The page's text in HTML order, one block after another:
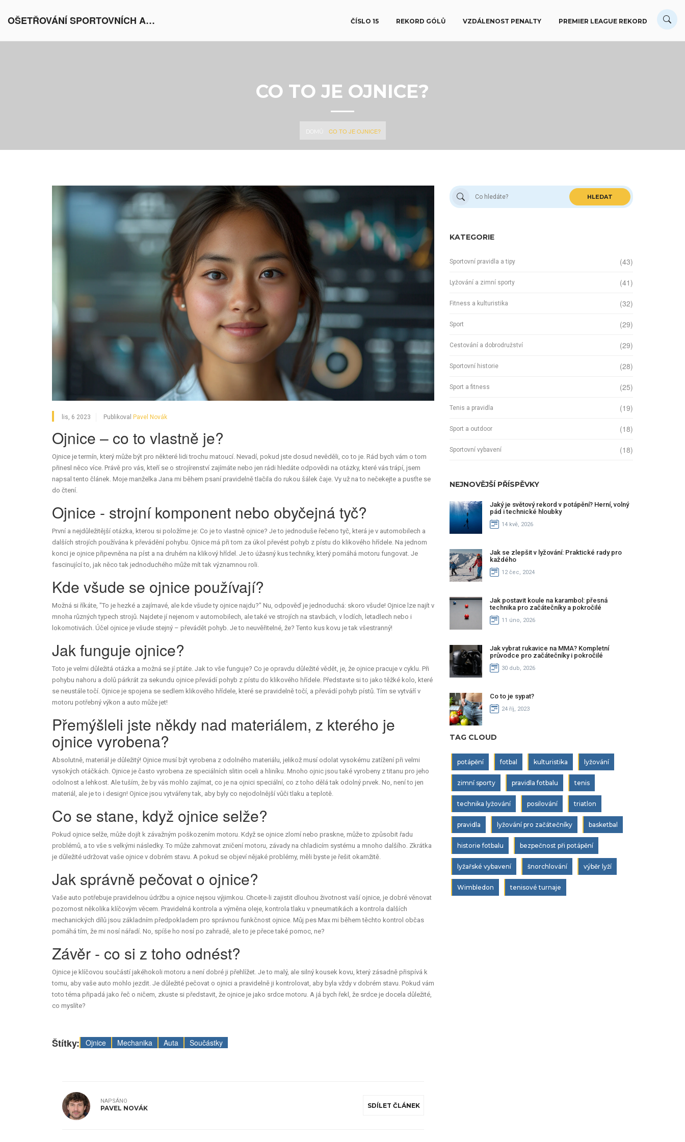
OŠETŘOVÁNÍ SPORTOVNÍCH AKTIVIT V EVROPĚ ČÍSLO 15 REKORD GÓLŮ VZDÁLENOST PENALTY PREMIER LEAGUE REKORD
CO TO JE OJNICE?
DOMŮ CO TO JE OJNICE?
lis, 6 2023 Publikoval Pavel Novák
Ojnice – co to vlastně je?
Ojnice je termín, který může být pro některé lidi trochu matoucí. Nevadí, pokud jste dosud nevěděli, co to je. Rád bych vám o tom
přinesl něco více. Právě pro vás, kteří se o strojírenství zajímáte nebo jen rádi hledáte odpovědi na otázky, které vás trápí, jsem
napsal tento článek. Moje manželka Jana mi během psaní pravidelně tlačila do rukou šálek čaje. Vy už na to nečekejte a pusťte se
do čtení.
Ojnice - strojní komponent nebo obyčejná tyč?
První a nejdůležitější otázka, kterou si položíme je: Co je to vlastně ojnice? Je to jednoduše řečeno tyč, která je v automobilech a
dalších strojích používána k převádění pohybu. Ojnice má při tom za úkol převést pohyb z pístu do klikového hřídele. Na jednom
konci je ojnice připevněna na píst a na druhém na klikový hřídel. Je to úžasný kus techniky, který pomáhá motoru fungovat. Je
fascinující to, jak něco tak jednoduchého může mít tak významnou roli.
Kde všude se ojnice používají?
Možná si říkáte, "To je hezké a zajímavé, ale kde všude ty ojnice najdu?" Nu, odpověď je jednoduchá: skoro všude! Ojnice lze najít v
mnoha různých typech strojů. Najdete jí nejenom v automobilech, ale také ve strojích na stavbách, v lodích, letadlech nebo i
lokomotivách. Účel ojnice je všude stejný – převádět pohyb. Je to neuvěřitelné, že? Tento kus kovu je tak všestranný!
Jak funguje ojnice?
Toto je velmi důležitá otázka a možná se jí ptáte. Jak to vše funguje? Co je opravdu důležité vědět, je, že ojnice pracuje v cyklu. Při
pohybu nahoru a dolů párkrát za sekundu ojnice převádí pohyb z pístu do klikového hřídele. Představte si to jako těžké kolo, které
se neustále točí. Ojnice je spojena se sedlem klikového hřídele, které se pravidelně točí, a převádí pohyb pístů. Tím se vytváří v
motoru potřebný výkon a auto může jet!
Přemýšleli jste někdy nad materiálem, z kterého je
ojnice vyrobena?
Absolutně, materiál je důležitý! Ojnice musí být vyrobena z odolného materiálu, jelikož musí odolat vysokému zatížení při velmi
vysokých otáčkách. Ojnice je často vyrobena ze speciálních slitin oceli a hliníku. Mnoho ojnic jsou také vyrobeny z titanu pro jeho
odolnost a lehkost. Ale tuším, že by vás mohlo zajímat, co je na ojnici speciální, co z toho dělá tak odolný prvek. No, není to jen
materiál, ale je to i design! Ojnice jsou vytvářeny tak, aby byly co nejodolnější vůči tlaku a teplotě.
Co se stane, když ojnice selže?
Pokud ojnice selže, může dojít k závažným poškozením motoru. Když se ojnice zlomí nebo praskne, může to způsobit řadu
problémů, a to vše s velkými následky. To může zahrnovat zničení motoru, závady na chladicím systému a mnoho dalšího. Zkrátka
je důležité udržovat vaše ojnice v dobrém stavu. A pokud se objeví nějaké problémy, měli byste je řešit okamžitě.
Jak správně pečovat o ojnice?
Vaše auto potřebuje pravidelnou údržbu a ojnice nejsou výjimkou. Chcete-li zajistit dlouhou životnost vaší ojnice, je dobré věnovat
pozornost několika klíčovým věcem. Pravidelná kontrola a výměna oleje, kontrola tlaku v pneumatikách a kontrola dalších
mechanických dílů jsou základním předpokladem pro správnou funkčnost ojnice. Můj pes Max mi během těchto kontrol občas
pomáhá tím, že mi nosí nářadí. No, spíše ho nosí po zahradě, ale to je přece také pomoc, ne?
Závěr - co si z toho odnést?
Ojnice je klíčovou součástí jakéhokoli motoru a není dobré ji přehlížet. Je to malý, ale silný kousek kovu, který zásadně přispívá k
tomu, aby vaše auto mohlo jezdit. Je důležité pečovat o ojnici a pravidelně ji kontrolovat, aby byla vždy v dobrém stavu. Pokud vám
toto téma připadá jako řeč o ničem, zkuste si představit, že ojnice je jako srdce motoru. A já bych řekl, že srdce je docela důležité,
co myslíte?
Štítky: Ojnice Mechanika Auta Součástky
SDÍLET ČLÁNEK
NAPSÁNO
PAVEL NOVÁK
HLEDAT
KATEGORIE
Sportovní pravidla a tipy (43)
Lyžování a zimní sporty (41)
Fitness a kulturistika (32)
Sport (29)
Cestování a dobrodružství (29)
Sportovní historie (28)
Sport a fitness (25)
Tenis a pravidla (19)
Sport a outdoor (18)
Sportovní vybavení (18)
NEJNOVĚJŠÍ PŘÍSPĚVKY
Jaký je světový rekord v potápění? Herní, volný
pád i technické hloubky
14 kvě, 2026
Jak se zlepšit v lyžování: Praktické rady pro
každého
12 čec, 2024
Jak postavit koule na karambol: přesná
technika pro začátečníky a pokročilé
11 úno, 2026
Jak vybrat rukavice na MMA? Kompletní
průvodce pro začátečníky i pokročilé
30 dub, 2026
Co to je sypat?
24 říj, 2023
TAG CLOUD
potápění fotbal kulturistika lyžování
zimní sporty pravidla fotbalu tenis
technika lyžování posilování triatlon
pravidla lyžování pro začátečníky basketbal
historie fotbalu bezpečnost při potápění
lyžařské vybavení šnorchlování výběr lyží
Wimbledon tenisové turnaje